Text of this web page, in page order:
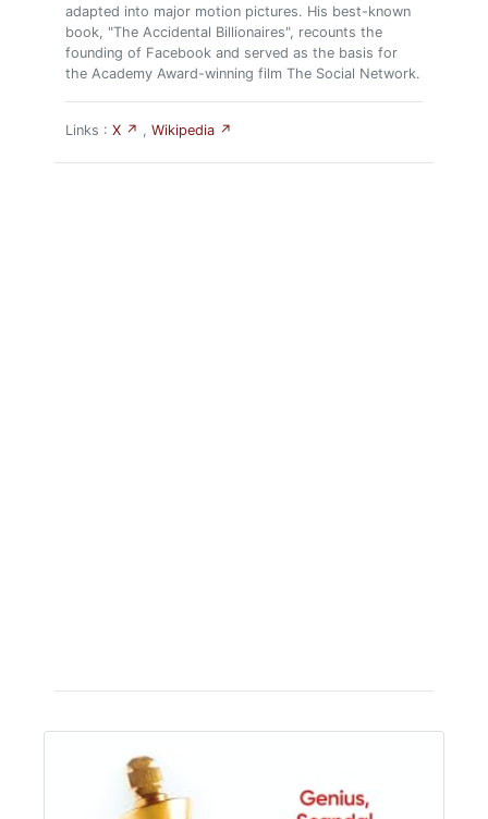
adapted into major motion pictures. His best-known
book, "The Accidental Billionaires", recounts the
founding of Facebook and served as the basis for
the Academy Award-winning film The Social Network.
Links : X ↗ , Wikipedia ↗